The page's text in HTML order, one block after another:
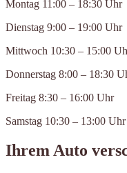
Montag 11:00 – 18:30 Uhr
Dienstag 9:00 – 19:00 Uhr
Mittwoch 10:30 – 15:00
Donnerstag 8:00 – 18:30
Freitag 8:30 – 16:00 Uhr
Samstag 10:30 – 13:00 Uhr
Ihrem Auto